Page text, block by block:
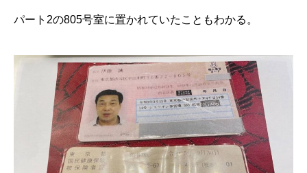
パート2の805号室に置かれていたこともわかる。